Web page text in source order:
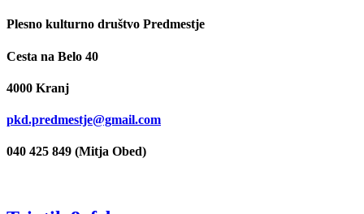
Plesno kulturno društvo Predmestje
Cesta na Belo 40
4000 Kranj
pkd.predmestje@gmail.com
040 425 849 (Mitja Obed)